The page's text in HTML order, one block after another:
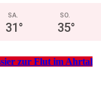
SA.
31°
SO.
35°
zur Flut im Ahrtal